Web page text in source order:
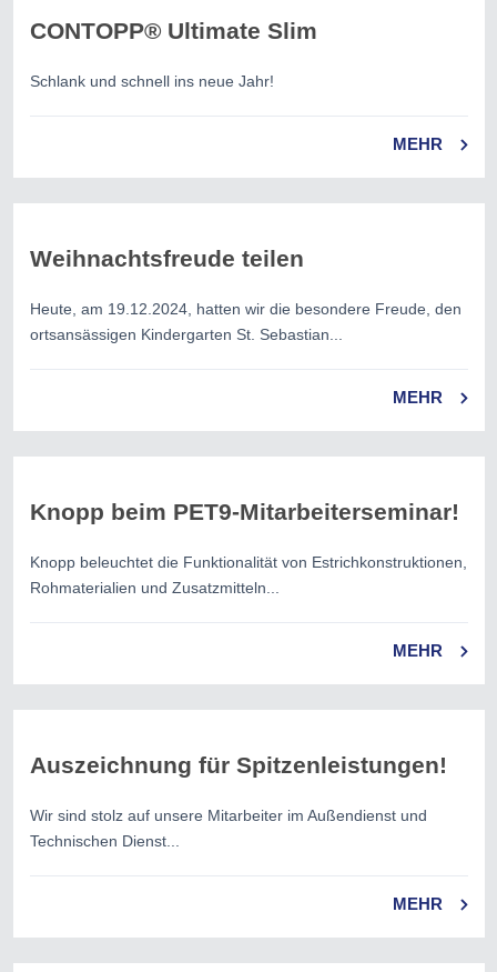
CONTOPP® Ultimate Slim
Schlank und schnell ins neue Jahr!
MEHR
Weihnachtsfreude teilen
Heute, am 19.12.2024, hatten wir die besondere Freude, den
ortsansässigen Kindergarten St. Sebastian...
MEHR
Knopp beim PET9-Mitarbeiterseminar!
Knopp beleuchtet die Funktionalität von Estrichkonstruktionen,
Rohmaterialien und Zusatzmitteln...
MEHR
Auszeichnung für Spitzenleistungen!
Wir sind stolz auf unsere Mitarbeiter im Außendienst und
Technischen Dienst...
MEHR